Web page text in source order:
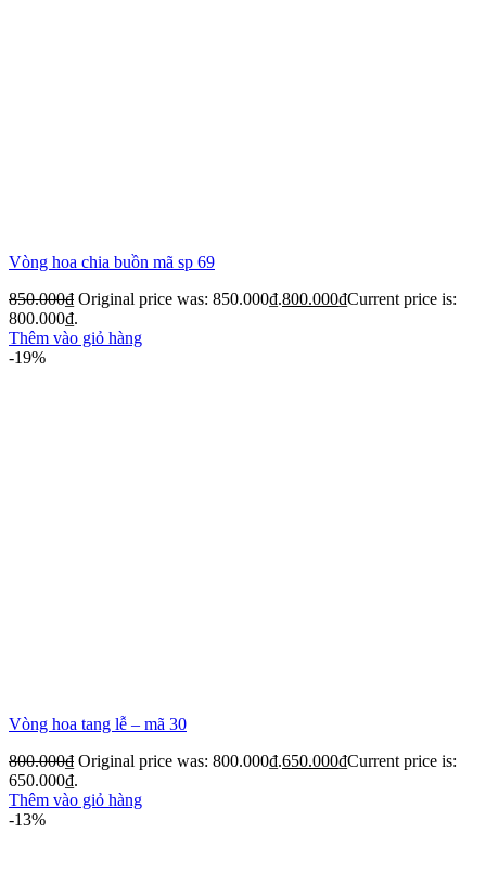
Vòng hoa chia buồn mã sp 69
850.000₫ Original price was: 850.000₫.800.000₫Current price is:
800.000₫.
Thêm vào giỏ hàng
-19%
Vòng hoa tang lễ – mã 30
800.000₫ Original price was: 800.000₫.650.000₫Current price is:
650.000₫.
Thêm vào giỏ hàng
-13%